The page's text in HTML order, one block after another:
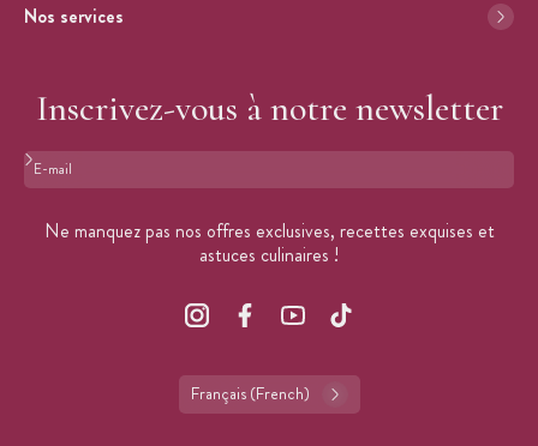
Nos services
Inscrivez-vous à notre newsletter
Format : adresse@email.com
Ne manquez pas nos offres exclusives, recettes exquises et
astuces culinaires !
Français (French)